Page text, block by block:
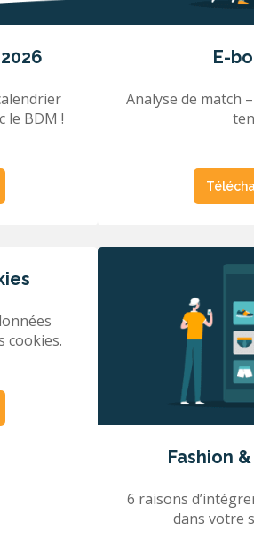
le BDM !
E-
Analyse de match
cookies.
Fashion
6 raisons
dans votre